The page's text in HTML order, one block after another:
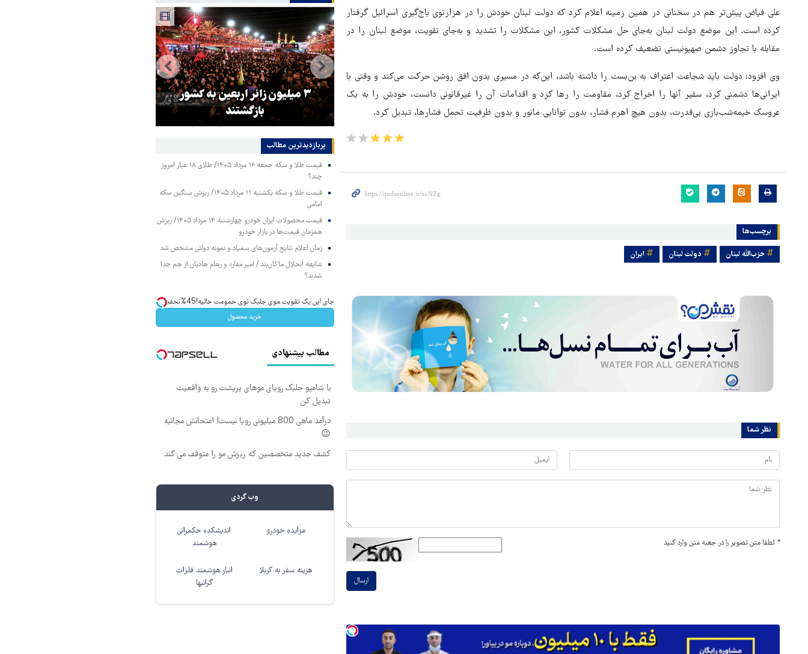
علی فیاض پیش‌تر هم در سخنانی در همین زمینه اعلام کرد که دولت لبنان خودش را در هزارتوی باج‌گیری اسرائیل گرفتار
کرده است. این موضع دولت لبنان به‌جای حل مشکلات کشور، این مشکلات را تشدید و به‌جای تقویت، موضع لبنان را در
مقابله با تجاوز دشمن صهیونیستی تضعیف کرده است.
وی افزود: دولت باید شجاعت اعتراف به بن‌بست را داشته باشد، این‌که در مسیری بدون افق روشن حرکت می‌کند و وقتی با
ایرانی‌ها دشمنی کرد، سفیر آنها را اخراج کرد، مقاومت را رها کرد و اقدامات آن را غیرقانونی دانست، خودش را به یک
عروسک خیمه‌شب‌بازی بی‌قدرت، بدون هیچ اهرم فشار، بدون توانایی مانور و بدون ظرفیت تحمل فشارها، تبدیل کرد.
برچسب‌ها
حزب‌الله لبنان دولت لبنان ایران
نظر شما
* لطفا متن تصویر را در جعبه متن وارد کنید
ارسال
هماهنگی محور مقاومت، آمریکا را
در منطقه درمانده کرد
ترامپ نماد فساد، اقتدارگرایی و
جنگ‌طلبی است!
۳ میلیون زائر اربعین به کشور
بازگشتند
پربازدیدترین‌ مطالب
قیمت طلا و سکه جمعه ۱۶ مرداد ۱۴۰۵/ طلای ۱۸ عیار امروز
چند؟
قیمت طلا و سکه یکشنبه ۱۱ مرداد ۱۴۰۵/ ریزش سنگین سکه
امامی
قیمت محصولات ایران خودرو چهارشنبه ۱۴ مرداد ۱۴۰۵/ ریزش
همزمان قیمت‌ها در بازار خودرو
زمان اعلام نتایج آزمون‌های سمپاد و نمونه دولتی مشخص شد
شایعه انحلال ماکان‌بند / امیر مقاره و رهام هادیان از هم جدا
شدند؟
جای این پک تقویت موی جلبک توی حمومت خالیه!45%تخفیف
خرید محصول
مطالب پیشنهادی
با شامپو جلبک رویای موهای پرپشت رو به واقعیت
تبدیل کن
درآمد ماهی 800 میلیونی رویا نیست! امتحانش مجانیه
😉
کشف جدید متخصصین که ریزش مو را متوقف می کند
وب گردی
مزایده خودرو
اندیشکده حکمرانی
هوشمند
هزینه سفر به کربلا
انبار هوشمند فلزات
گرانبها